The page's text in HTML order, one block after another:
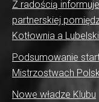
Z radością
partnerskiej
Kotłownia a
Podsumowanie
Mistrzostwach
Nowe władze Klubu